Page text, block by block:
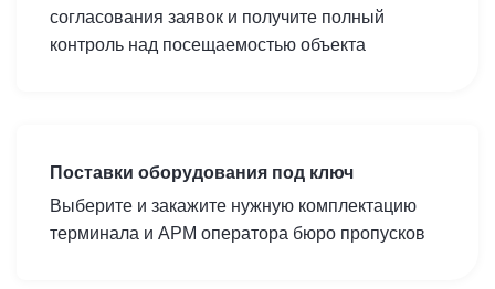
согласования заявок и получите полный
контроль над посещаемостью объекта
Поставки оборудования под ключ
Выберите и закажите нужную комплектацию
терминала и АРМ оператора бюро пропусков